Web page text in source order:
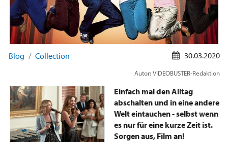
Blog Collection 30.03.2020
Autor: VIDEOBUSTER-Redaktion
Einfach mal den Alltag
abschalten und in eine andere
Welt eintauchen - selbst wenn
es nur für eine kurze Zeit ist.
Sorgen aus, Film an!